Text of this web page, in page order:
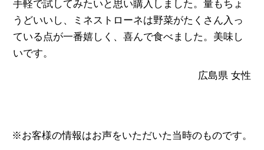
手軽で試してみたいと思い購入しました。量もちょ
うどいいし、ミネストローネは野菜がたくさん入っ
ている点が一番嬉しく、喜んで食べました。美味し
いです。
広島県 女性
※お客様の情報はお声をいただいた当時のものです。